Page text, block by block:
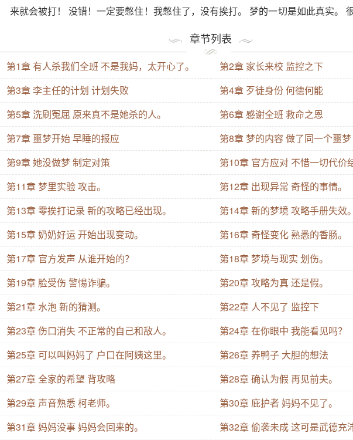
来就会被打！ 没错！一定要憋住！我憋住了，没有挨打。 梦的一切是如此真实。
看心理医生，心理医生昨天晚上梦里也躲了，我们正在抱头痛哭。 所有人都只能
待，无法锁定到底是谁在虐待自己。 今天晚上大家一起加油，一定要弄清楚到底
们！ 弄不清楚到底是谁在虐待我们，弄清楚我们在梦里是谁也行！ 景玲是平城中学
她刚融入自己的班级，结果全人类开始做同一个噩梦，就她没做，这不是欺负人
择了撒谎。 我也梦到了，好吓人。
章节列表
第1章 有人杀我们全班 不是我妈，太开心了。
第2章 家长来校 监控之下
第3章 李主任的计划 计划失败
第4章 歹徒身份 何德何能
第5章 洗刷冤屈 原来真不是她杀的人。
第6章 感谢全班 救命之恩
第7章 噩梦开始 早睡的报应
第8章 梦的内容 做了同一个噩梦
第9章 她没做梦 制定对策
第10章 官方应对 不惜一切代价
第11章 梦里实验 攻击。
第12章 出现异常 奇怪的事情。
第13章 零挨打记录 新的攻略已经出现。
第14章 新的梦境 攻略手册失效。
第15章 奶奶好运 开始出现变动。
第16章 奇怪变化 熟悉的香肠。
第17章 官方发声 从谁开始的？
第18章 梦境与现实 划伤。
第19章 脸受伤 警惕诈骗。
第20章 攻略为真 还是假。
第21章 水泡 新的猜测。
第22章 人不见了 监控下
第23章 伤口消失 不正常的自己和敌人。
第24章 在你眼中 我能看见吗？
第25章 可以叫妈妈了 户口在阿姨这里。
第26章 养鸭子 大胆的想法
第27章 全家的希望 背攻略
第28章 确认为假 再见前夫。
第29章 声音熟悉 柯老师。
第30章 庇护者 妈妈不见了。
第31章 妈妈没事 妈妈会回来的。
第32章 偷袭未成 这可是武德充